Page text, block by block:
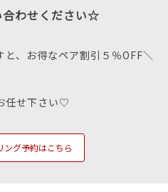
合わせください☆
、お得なペア割引５％OFF＼
任せ下さい♡
ング予約はこちら